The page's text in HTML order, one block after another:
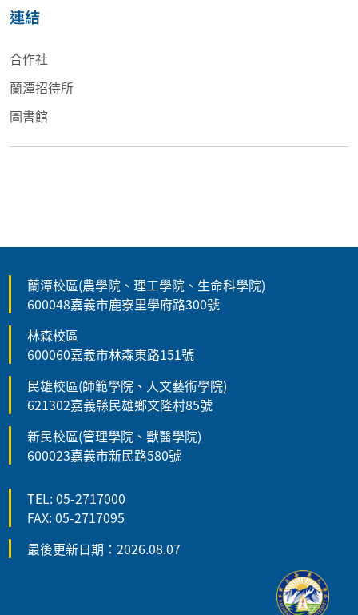
連結
合作社
蘭潭招待所
圖書館
蘭潭校區(農學院、理工學院、生命科學院)
600048嘉義市鹿寮里學府路300號
林森校區
600060嘉義市林森東路151號
民雄校區(師範學院、人文藝術學院)
621302嘉義縣民雄鄉文隆村85號
新民校區(管理學院、獸醫學院)
600023嘉義市新民路580號
TEL: 05-2717000
FAX: 05-2717095
最後更新日期：2026.08.07